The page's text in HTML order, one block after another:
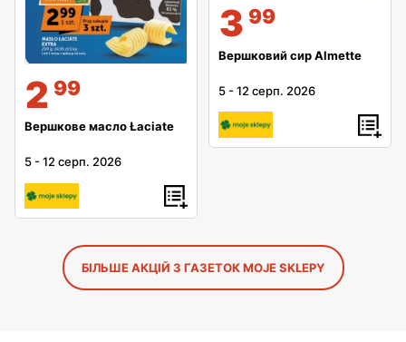
2 99
Вершкове масло Łaciate
5 -12 серп. 2026
3 99
Вершковий сир Almette
5 -12 серп. 2026
БІЛЬШЕ АКЦІЙ З ГАЗЕТОК MOJE SKLEPY